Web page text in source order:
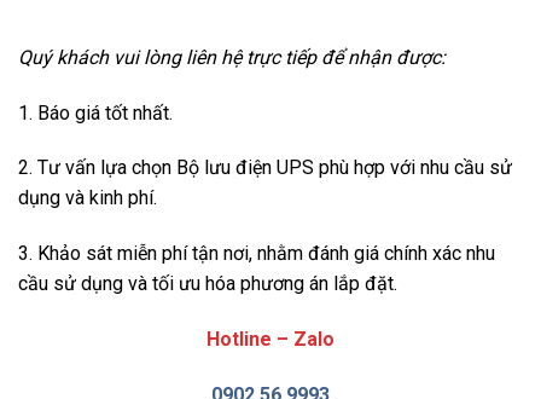
Quý khách vui lòng liên hệ trực tiếp để nhận được:
1. Báo giá tốt nhất.
2. Tư vấn lựa chọn Bộ lưu điện UPS phù hợp với nhu cầu sử
dụng và kinh phí.
3. Khảo sát miễn phí tận nơi, nhằm đánh giá chính xác nhu
cầu sử dụng và tối ưu hóa phương án lắp đặt.
Hotline – Zalo